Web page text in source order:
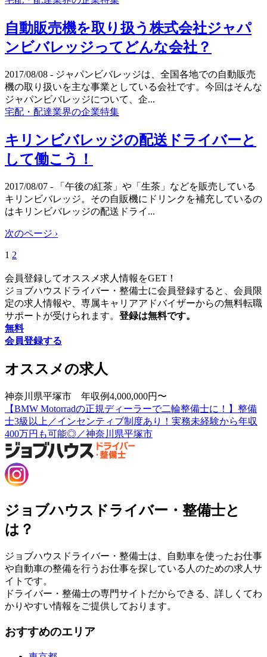
自動販売機を取り扱う株式会社ジャパ
ンビバレッジってどんな会社？
2017/08/08 - ジャパンビバレッジは、全国各地での自動販売
機の取り扱いを主な事業としている会社です。今回はそんな
ジャパンビバレッジについて、企...
宅配・配達業界の企業特集
キリンビバレッジの配送ドライバーと
して働こう！
2017/08/07 - 「午後の紅茶」や「生茶」などを販売している
キリンビバレッジ。その自販機にドリンクを補充しているの
はキリンビバレッジの配送ドライ...
次のページ ›
1 2
会員登録してオススメ求人情報をGET！
ジョブハウスドライバー・整備士に会員登録すると、会員限
定の求人情報や、専属キャリアアドバイザーからの無料転職
サポートが受けられます。 登録は無料です。
無料
会員登録する
オススメの求人
神奈川県平塚市 年収例4,000,000円〜
【BMW Motorradの正規ディーラーで二輪整備士に！】整備
士3級以上／インセンティブ制度あり！実務未経験から年収
400万円も可能◎／神奈川県平塚市
ジョブハウスドライバー・整備士と
は？
ジョブハウスドライバー・整備士は、自動車を使ったお仕事
や自動車の整備を行うお仕事を探している人のための求人サ
イトです。
ドライバー・整備士の専門サイトだからできる、詳しくてわ
かりやすい情報をご提供しております。
おすすめのエリア